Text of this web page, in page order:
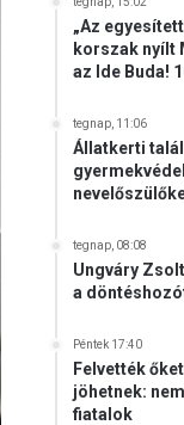
„Az
korszak nyílt
az Ide Buda!
tegnap, 11:06
Állatkerti
tegnap, 08:08
Ungváry
a
Péntek 17:40
Felvették
jöhetnek:
fiatalok